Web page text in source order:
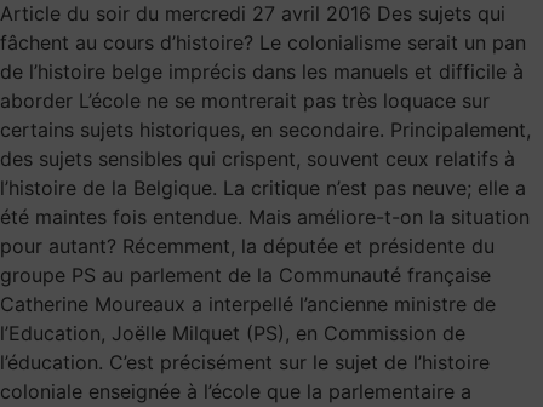
Article du soir du mercredi 27 avril 2016 Des sujets qui
fâchent au cours d’histoire? Le colonialisme serait un pan
de l’histoire belge imprécis dans les manuels et difficile à
aborder L’école ne se montrerait pas très loquace sur
certains sujets historiques, en secondaire. Principalement,
des sujets sensibles qui crispent, souvent ceux relatifs à
l’histoire de la Belgique. La critique n’est pas neuve; elle a
été maintes fois entendue. Mais améliore-t-on la situation
pour autant? Récemment, la députée et présidente du
groupe PS au parlement de la Communauté française
Catherine Moureaux a interpellé l’ancienne ministre de
l’Education, Joëlle Milquet (PS), en Commission de
l’éducation. C’est précisément sur le sujet de l’histoire
coloniale enseignée à l’école que la parlementaire a